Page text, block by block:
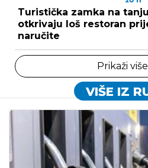
Turistička zamka na
otkrivaju loš restoran
naručite
Prikaži
VIŠE IZ